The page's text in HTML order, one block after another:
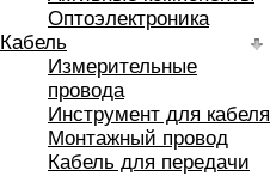
Оптоэлектроника
Кабель
Измерительные
провода
Инструмент для кабеля
Монтажный провод
Кабель для передачи